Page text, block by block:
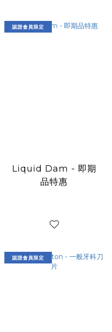
認證會員限定
Liquid Dam - 即期
品特惠
認證會員限定